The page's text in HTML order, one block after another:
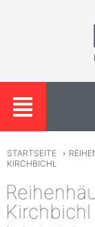
STARTSEITE ›
KIRCHBICHL
Kirchbichl